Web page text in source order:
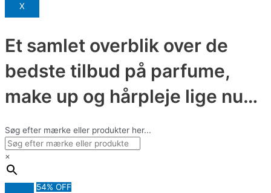
X
Et samlet overblik over de
bedste tilbud på parfume,
make up og hårpleje lige nu…
Søg efter mærke eller produkter her...
×
54% OFF